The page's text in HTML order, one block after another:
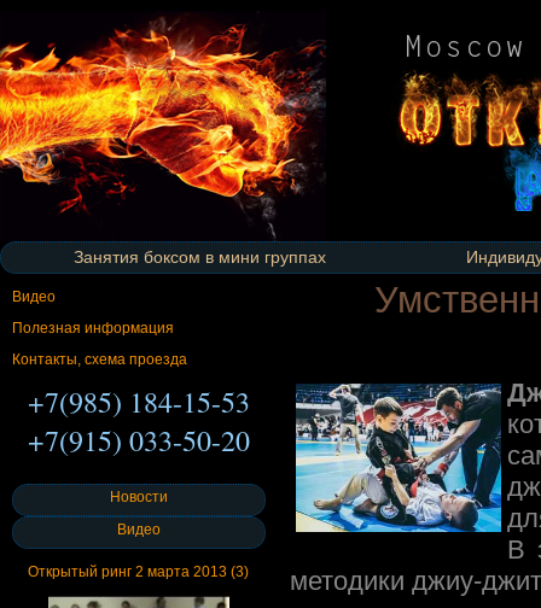
Занятия боксом в мини группах
Видео
Полезная информация
Контакты, схема проезда
+7(985) 184-15-53
+7(915) 033-50-20
Новости
Видео
Открытый ринг 2 марта 2013 (3)
В
методики джиу-